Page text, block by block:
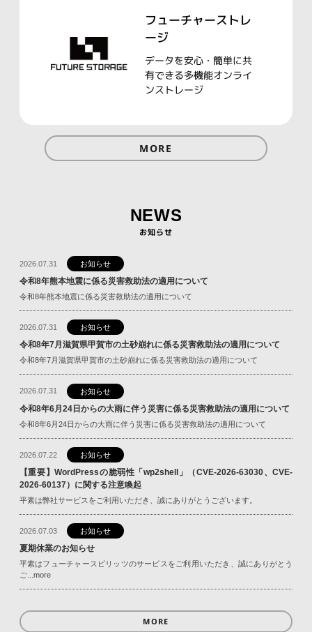
フューチャーストレ
ージ
データを安心・簡単に共
有できる多機能オンライ
ンストレージ
MORE
NEWS
お知らせ
2026.07.31 お知らせ
令和8年熊本地震に係る災害救助法の適用について
令和8年熊本地震に係る災害救助法の適用について
2026.07.31 お知らせ
令和8年7月滋賀県甲賀市の土砂崩れに係る災害救助法の適用について
令和8年7月滋賀県甲賀市の土砂崩れに係る災害救助法の適用について
2026.07.31 お知らせ
令和8年6月24日からの大雨に伴う災害に係る災害救助法の適用について
令和8年6月24日からの大雨に伴う災害に係る災害救助法の適用について
2026.07.22 お知らせ
【重要】WordPressの脆弱性「wp2shell」（CVE-2026-63030、CVE-
2026-60137）に関する注意喚起
平素は弊社サービスをご利用いただき、誠にありがとうございます。
2026.07.03 お知らせ
夏期休業のお知らせ
平素はフューチャースピリッツのサービスをご利用いただき、誠にありがとう
ご...more
MORE